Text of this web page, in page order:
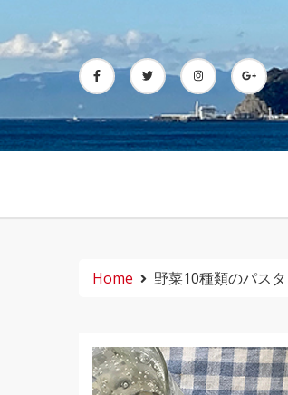
to
content
Home 野菜10種類のパスタ